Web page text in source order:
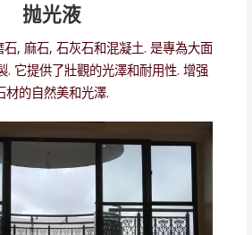
抛光液
, 麻石, 石灰石和混凝土. 是專為大面
. 它提供了壯觀的光澤和耐用性. 增强
材的自然美和光澤.